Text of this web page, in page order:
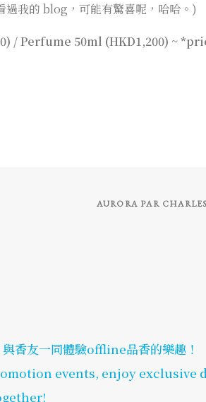
我的 blog，可能有驚喜呢，哈哈。)
/ Perfume 50ml (HKD1,200) ~
AURORA PAR
香友一同體驗offline品香的樂趣！
events, enjoy exclusive